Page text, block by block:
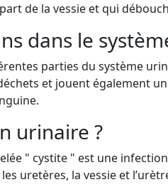
de la vessie et qui
dans le
parties du système
et jouent également
urinaire ?
" cystite " est une
uretères, la vessie et